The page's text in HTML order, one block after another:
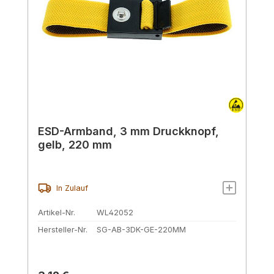
ESD-Armband, 3 mm Druckknopf,
gelb, 220 mm
In Zulauf
Artikel-Nr.
WL42052
Hersteller-Nr.
SG-AB-3DK-GE-220MM